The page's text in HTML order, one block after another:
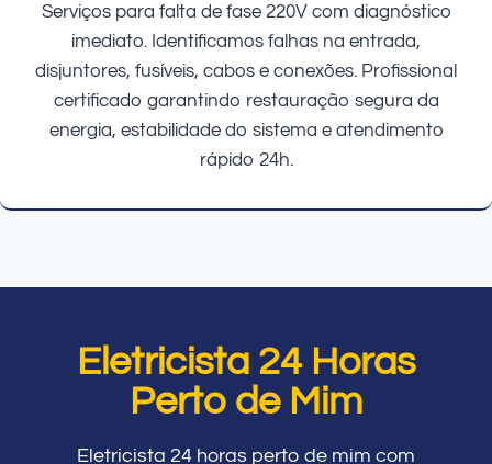
Serviços para falta de fase 220V com diagnóstico
imediato. Identificamos falhas na entrada,
disjuntores, fusíveis, cabos e conexões. Profissional
certificado garantindo restauração segura da
energia, estabilidade do sistema e atendimento
rápido 24h.
Eletricista 24 Horas
Perto de Mim
Eletricista 24 horas perto de mim com